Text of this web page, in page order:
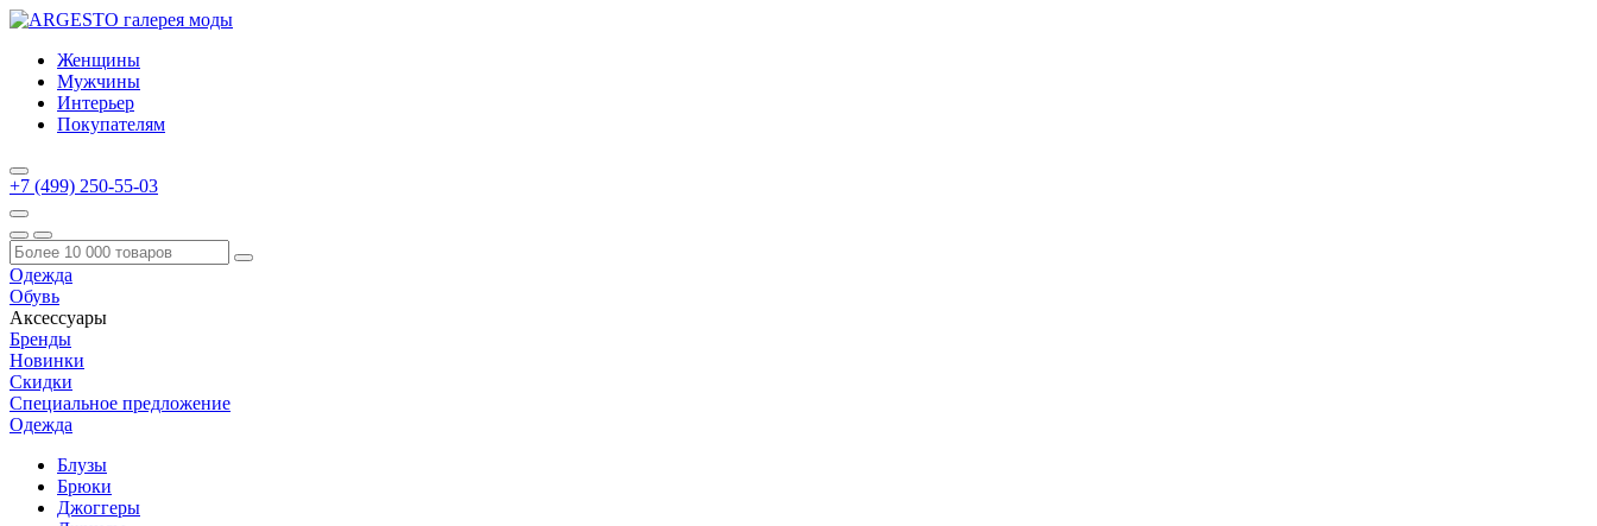
Женщины
Мужчины
Интерьер
Покупателям
+7 (499) 250-55-03
Одежда
Обувь
Аксессуары
Бренды
Новинки
Скидки
Специальное предложение
Одежда
Блузы
Брюки
Джоггеры